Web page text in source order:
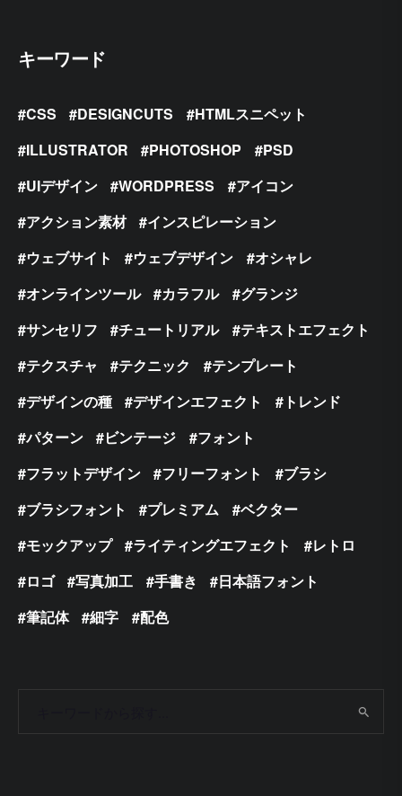
キーワード
CSS DESIGNCUTS
HTMLスニペット
ILLUSTRATOR
PHOTOSHOP
PSD
UIデザイン
WORDPRESS
アイコン
アクション素材
インスピレーション
ウェブサイト
ウェブデザイン
オシャレ
オンラインツール
カラフル
グランジ
サンセリフ
チュートリアル
テキストエフェクト
テクスチャ
テクニック
テンプレート
デザインの種
デザインエフェクト
トレンド
パターン
ビンテージ
フォント
フラットデザイン
フリーフォント
ブラシ
ブラシフォント
プレミアム
ベクター
モックアップ
ライティングエフェクト
レトロ
ロゴ
写真加工 手書き
日本語フォント
筆記体
細字 配色